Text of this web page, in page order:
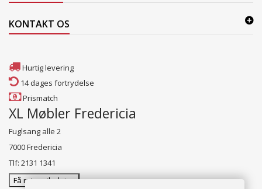
KONTAKT OS
Hurtig levering
14 dages fortrydelse
Prismatch
XL Møbler Fredericia
Fuglsang alle 2
7000 Fredericia
Tlf: 2131 1341
Få rutevejledning